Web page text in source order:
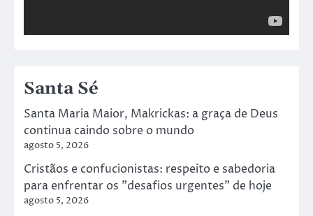
Santa Sé
Santa Maria Maior, Makrickas: a graça de Deus
continua caindo sobre o mundo
agosto 5, 2026
Cristãos e confucionistas: respeito e sabedoria
para enfrentar os "desafios urgentes" de hoje
agosto 5, 2026